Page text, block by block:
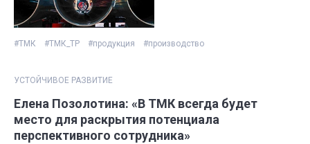
#ТМК #ТМК_ТР #продукция #производство
УСТОЙЧИВОЕ РАЗВИТИЕ
Елена Позолотина: «В ТМК всегда будет
место для раскрытия потенциала
перспективного сотрудника»